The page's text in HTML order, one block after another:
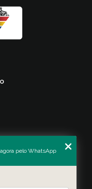
pelo WhatsApp